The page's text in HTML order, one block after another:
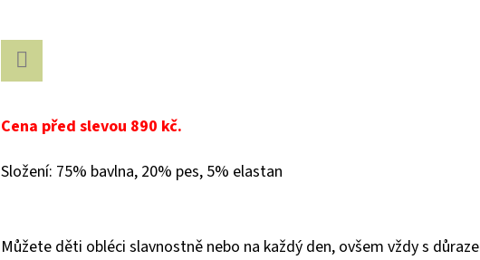
hvězdiček.
Cena před slevou 890 kč.
Složení: 75% bavlna, 20% pes, 5% elastan
Můžete děti obléci slavnostně nebo na každý den, ovšem vždy s